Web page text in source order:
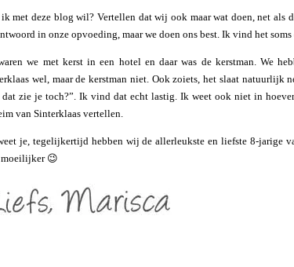
met deze blog wil? Vertellen dat wij ook maar wat doen, net als
in onze opvoeding, maar we doen ons best. Ik vind het
we met kerst in een hotel en daar was de kerstman. We
wel, maar de kerstman niet. Ook zoiets, het slaat natuurlijk
dat zie je toch?”. Ik vind dat echt lastig. Ik weet ook niet in
van Sinterklaas vertellen.
je, tegelijkertijd hebben wij de allerleukste en liefste 8-jarige
😉